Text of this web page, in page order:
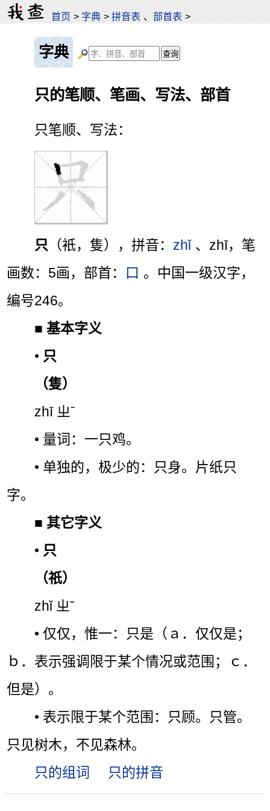
首页 > 字典 >拼音表 、部首表 >
字典
只的笔顺、笔画、写法、部首
只笔顺、写法：
只 （衹，隻），拼音： zhǐ 、zhī，笔
画数：5画，部首：
口 。中国一级汉字，
编号246。
■基本字义
• 只
（隻）
zhī ㄓˉ
• 量词：一只鸡。
• 单独的，极少的：只身。片纸只
字。
■ 其它字义
• 只
（祇）
zhǐ ㄓˇ
• 仅仅，惟一：只是（ａ．仅仅是；
ｂ．表示强调限于某个情况或范围；ｃ．
但是）。
• 表示限于某个范围：只顾。只管。
只见树木，不见森林。
只的组词
只的拼音